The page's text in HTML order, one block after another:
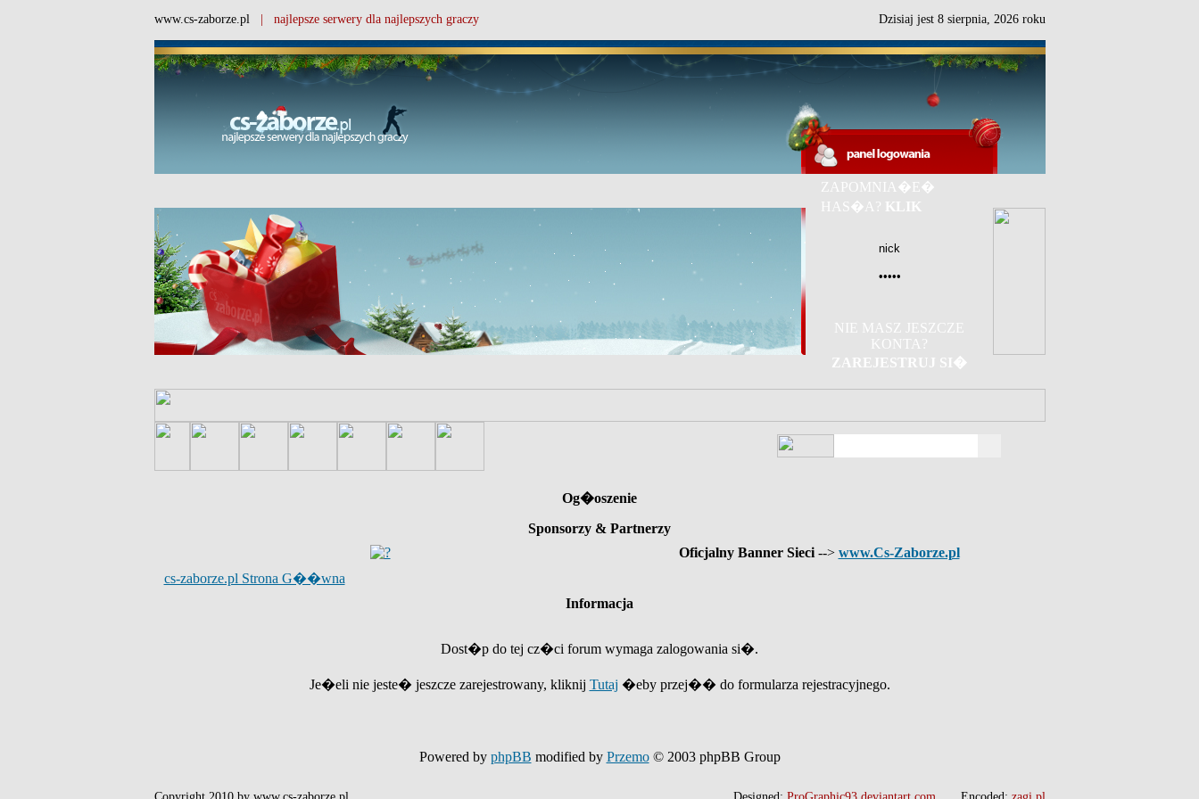
www.cs-zaborze.pl | najlepsze serwery dla najlepszych graczy Dzisiaj jest 8 sierpnia, 2026 roku
ZAPOMNIA�E�
HAS�A? KLIK
NIE MASZ JESZCZE
KONTA?
ZAREJESTRUJ SI�
Og�oszenie
Sponsorzy & Partnerzy
Oficjalny Banner Sieci --> www.Cs-Zaborze.pl
cs-zaborze.pl Strona G��wna
Informacja
Dost�p do tej cz�ci forum wymaga zalogowania si�.
Je�eli nie jeste� jeszcze zarejestrowany, kliknij Tutaj �eby przej�� do formularza rejestracyjnego.
Powered by phpBB modified by Przemo© 2003 phpBB Group